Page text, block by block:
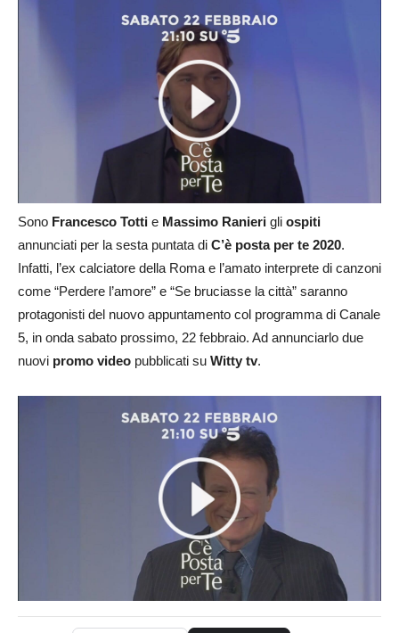
Sono Francesco Totti e Massimo Ranieri gli ospiti
annunciati per la sesta puntata di C’è posta per te 2020.
Infatti, l’ex calciatore della Roma e l’amato interprete di canzoni
come “Perdere l’amore” e “Se bruciasse la città” saranno
protagonisti del nuovo appuntamento col programma di Canale
5, in onda sabato prossimo, 22 febbraio. Ad annunciarlo due
nuovi promo video pubblicati su Witty tv.